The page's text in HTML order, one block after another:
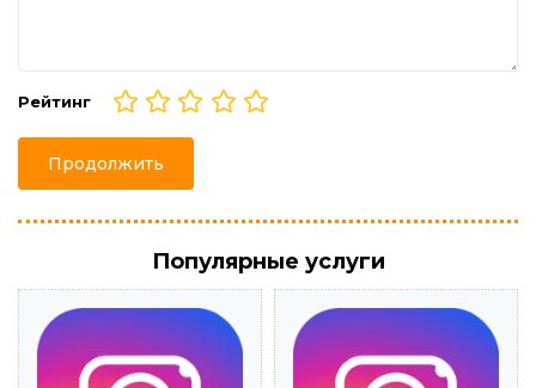
Рейтинг
Продолжить
Популярные услуги